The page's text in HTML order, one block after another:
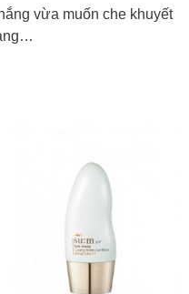
vừa muốn che khuyết